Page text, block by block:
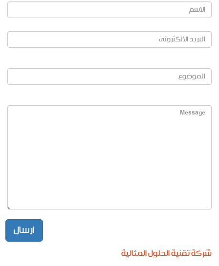
شركة تقنية الحلول المثالية